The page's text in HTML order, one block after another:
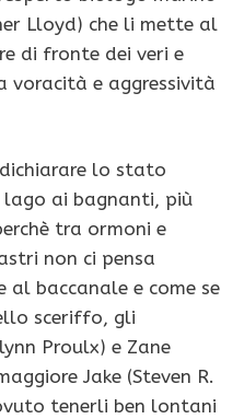
Lloyd) che li mette al
di fronte dei veri e
e aggressività
lo stato
lago ai bagnanti, più
tra ormoni e
non ci pensa
al baccanale e come se
sceriffo, gli
Proulx) e Zane
Jake (Steven R.
tenerli ben lontani